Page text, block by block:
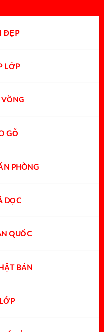
ĐẸP
LỚP
VỒNG
GỖ
PHÒNG
DỌC
QUỐC
BẢN